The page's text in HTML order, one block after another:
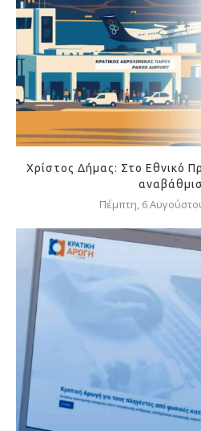
Χρίστος Δήμας: Στο Εθνικό
Πέμπτη, 6